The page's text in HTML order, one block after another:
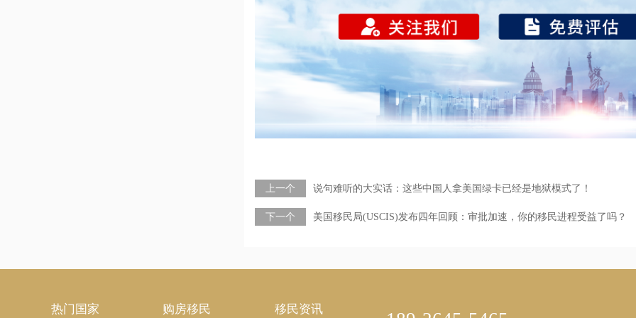
上一个 说句难听的大实话：这些中国人拿美国绿卡已经是地狱模式了！
下一个 美国移民局(USCIS)发布四年回顾：审批加速，你的移民进程受益了吗？
热门国家 购房移民 移民资讯